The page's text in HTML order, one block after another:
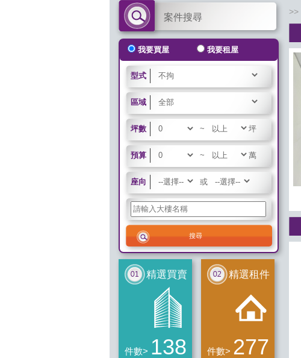
案件搜尋
我要買屋 我要租屋
型式
區域
坪數 ~ 坪
預算 ~ 萬
座向 或
精選買賣
件數> 138
精選租件
件數> 277